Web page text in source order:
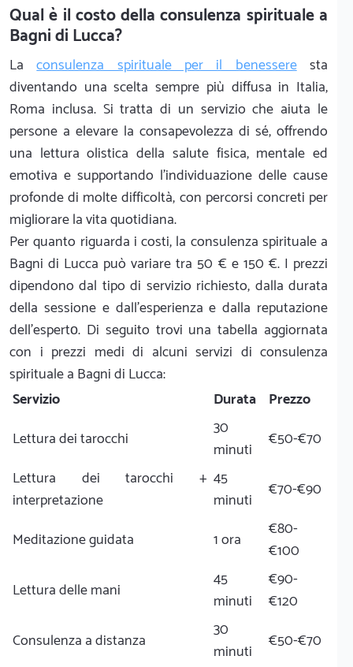
Qual è il costo della consulenza spirituale a
Bagni di Lucca?
Laconsulenza spirituale per il benesseresta
diventando una scelta sempre più diffusa in Italia,
Roma inclusa. Si tratta di un servizio che aiuta le
persone a elevare la consapevolezza di sé, offrendo
una lettura olistica della salute fisica, mentale ed
emotiva e supportando l’individuazione delle cause
profonde di molte difficoltà, con percorsi concreti per
migliorare la vita quotidiana.
Per quanto riguarda i costi, la consulenza spirituale a
Bagni di Lucca può variare tra 50 € e 150 €. I prezzi
dipendono dal tipo di servizio richiesto, dalla durata
della sessione e dall’esperienza e dalla reputazione
dell’espertо. Di seguito trovi una tabella aggiornata
con i prezzi medi di alcuni servizi di consulenza
spirituale a Bagni di Lucca:
Servizio
Durata Prezzo
Lettura dei tarocchi
30
minuti
€50-€70
Lettura dei tarocchi +
interpretazione
45
minuti
€70-€90
Meditazione guidata 1 ora
€80-
€100
Lettura delle mani
45
minuti
€90-
€120
Consulenza a distanza
30
minuti
€50-€70